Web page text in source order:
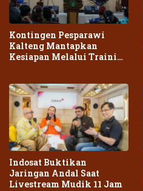
Kontingen Pesparawi
Kalteng Mantapkan
Kesiapan Melalui Training
Indosat Buktikan
Jaringan Andal Saat
Livestream Mudik 11 Jam